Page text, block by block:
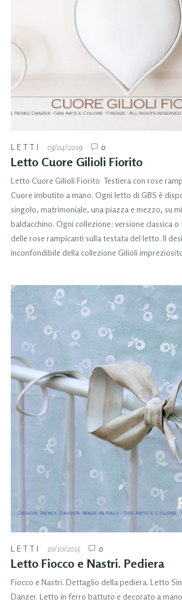
LETTI 03/04/2019 0
Letto Cuore Gilioli Fiorito
Letto Cuore Gilioli Fiorito Testiera con rose
Cuore imbutito a mano. Ogni letto di GBS è
singolo, matrimoniale, una piazza e mezzo, su
baldacchino. Ogni collezione: versione classica
delle rose rampicanti sulla testata del letto. Il
inconfondibile della collezione Gilioli
LETTI 10/10/2015 0
Letto Fiocco e Nastri. Pediera
Fiocco e Nastri. Dettaglio della pediera. Letto
Danzer. Letto in ferro battuto e decorato a